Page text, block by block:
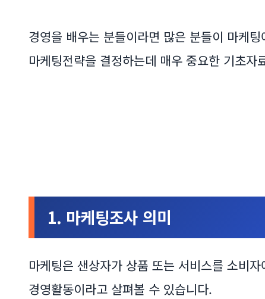
경영을 배우는 분들이라면 많은 분들이 마케
마케팅전략을 결정하는데 매우 중요한 기초자
1. 마케팅조사 의미
마케팅은 샌상자가 상품 또는 서비스를 소비
경영활동이라고 살펴볼 수 있습니다.